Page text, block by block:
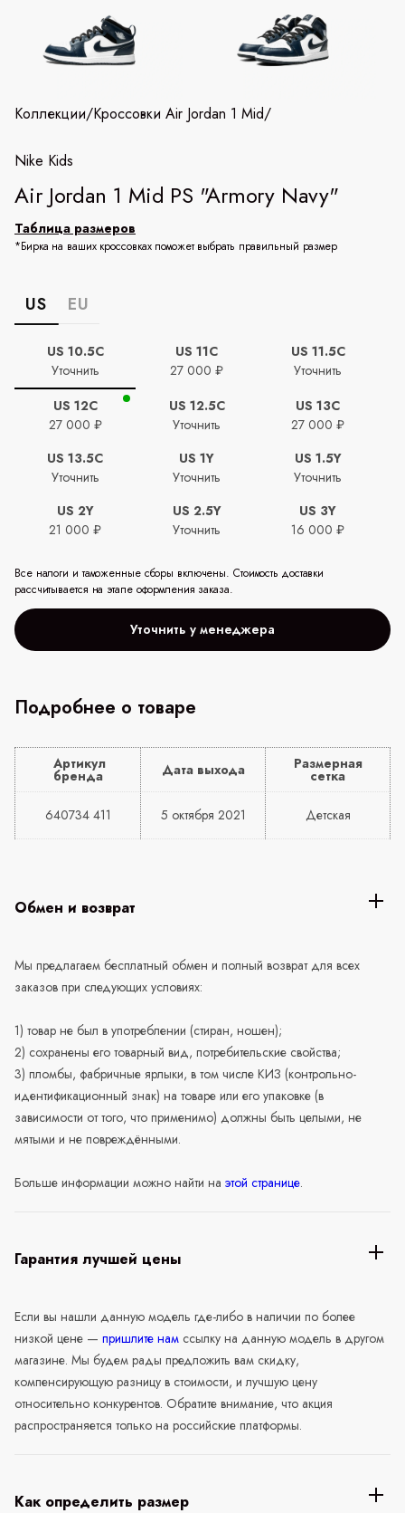
Коллекции/Кроссовки Air Jordan 1 Mid/
Nike Kids
Air Jordan 1 Mid PS "Armory Navy"
Таблица размеров
*Бирка на ваших кроссовках поможет выбрать правильный размер
US EU
US 10.5C
Уточнить
US 11C
27 000 ₽
US 11.5C
Уточнить
US 12C
27 000 ₽
US 12.5C
Уточнить
US 13C
27 000 ₽
US 13.5C
Уточнить
US 1Y
Уточнить
US 1.5Y
Уточнить
US 2Y
21 000 ₽
US 2.5Y
Уточнить
US 3Y
16 000 ₽
Все налоги и таможенные сборы включены. Стоимость доставки
рассчитывается на этапе оформления заказа.
Уточнить у менеджера
Подробнее о товаре
Артикул
бренда Дата выхода Размерная
сетка
640734 411 5 октября 2021 Детская
Обмен и возврат
Мы предлагаем бесплатный обмен и полный возврат для всех
заказов при следующих условиях:
1) товар не был в употреблении (стиран, ношен);
2) сохранены его товарный вид, потребительские свойства;
3) пломбы, фабричные ярлыки, в том числе КИЗ (контрольно-
идентификационный знак) на товаре или его упаковке (в
зависимости от того, что применимо) должны быть целыми, не
мятыми и не повреждёнными.
Больше информации можно найти на этой странице.
Гарантия лучшей цены
Если вы нашли данную модель где-либо в наличии по более
низкой цене — пришлите нам ссылку на данную модель в другом
магазине. Мы будем рады предложить вам скидку,
компенсирующую разницу в стоимости, и лучшую цену
относительно конкурентов. Обратите внимание, что акция
распространяется только на российские платформы.
Как определить размер